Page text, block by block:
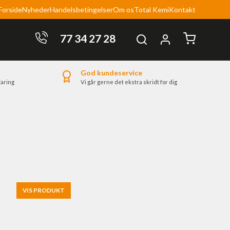
NyhederHandelsbetingelserOm osTotal KemiKontakt
77 34 27 28
Log ind
Bliv kunde
God kundeservice
Vi går gerne det ekstra skridt for dig
VIS PRODUKT